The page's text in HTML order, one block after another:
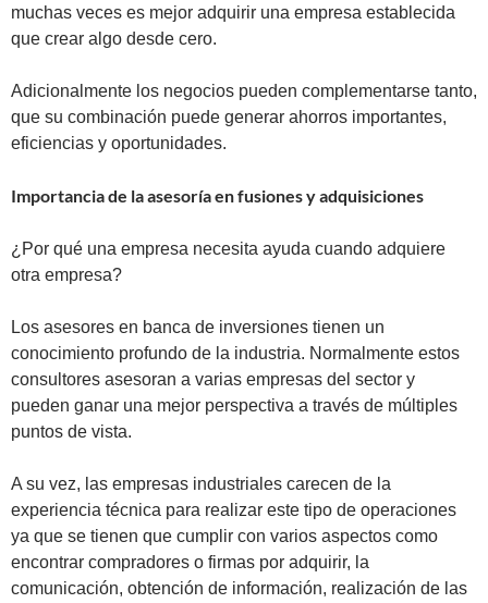
muchas veces es mejor adquirir una empresa establecida
que crear algo desde cero.
Adicionalmente los negocios pueden complementarse tanto,
que su combinación puede generar ahorros importantes,
eficiencias y oportunidades.
Importancia de la asesoría en fusiones y adquisiciones
¿Por qué una empresa necesita ayuda cuando adquiere
otra empresa?
Los asesores en banca de inversiones tienen un
conocimiento profundo de la industria. Normalmente estos
consultores asesoran a varias empresas del sector y
pueden ganar una mejor perspectiva a través de múltiples
puntos de vista.
A su vez, las empresas industriales carecen de la
experiencia técnica para realizar este tipo de operaciones
ya que se tienen que cumplir con varios aspectos como
encontrar compradores o firmas por adquirir, la
comunicación, obtención de información, realización de las